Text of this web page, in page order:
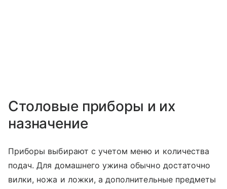
Столовые приборы и их
назначение
Приборы выбирают с учетом меню и количества
подач. Для домашнего ужина обычно достаточно
вилки, ножа и ложки, а дополнительные предметы